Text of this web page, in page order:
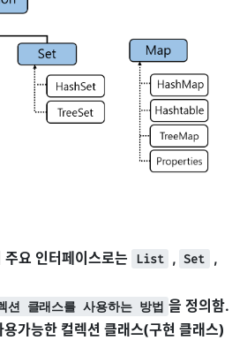
주요 인터페이스로는 List , Set ,
션 클래스를 사용하는 방법 을 정의함.
가능한 컬렉션 클래스(구현 클래스)